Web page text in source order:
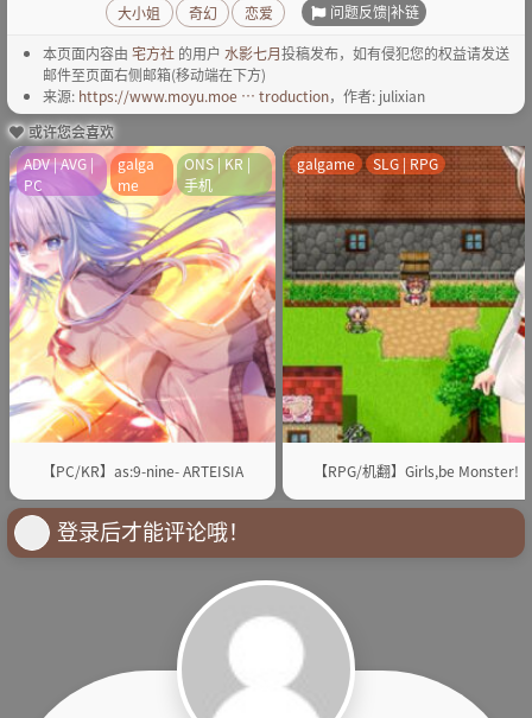
大小姐 奇幻 恋爱 问题反馈|补链
本页面内容由 宅方社 的用户 水影七月投稿发布，如有侵犯您的权益请发送
邮件至页面右侧邮箱(移动端在下方)
来源: https://www.moyu.moe … troduction，作者: julixian
或许您会喜欢
【PC/KR】as:9-nine- ARTEISIA
ADV | AVG |
PC
galga
me
ONS | KR |
手机
【RPG/机翻】Girls,be Monster!
galgame SLG | RPG
登录后才能评论哦！